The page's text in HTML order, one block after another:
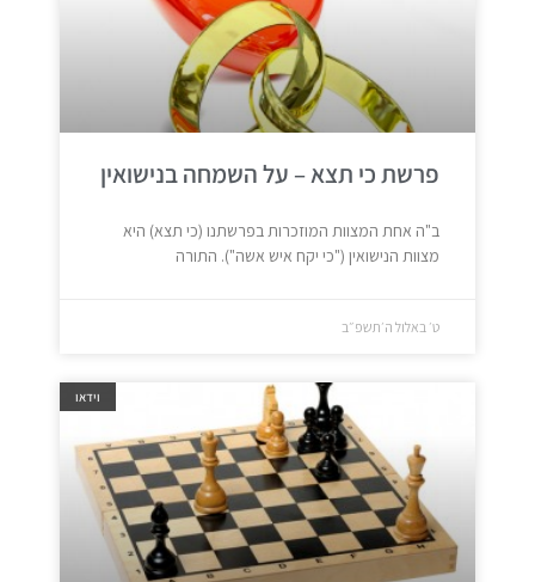
פרשת כי תצא – על השמחה בנישואין
ב"ה אחת המצוות המוזכרות בפרשתנו (כי תצא) היא
מצוות הנישואין ("כי יקח איש אשה"). התורה
ט׳ באלול ה׳תשפ״ב
וידאו